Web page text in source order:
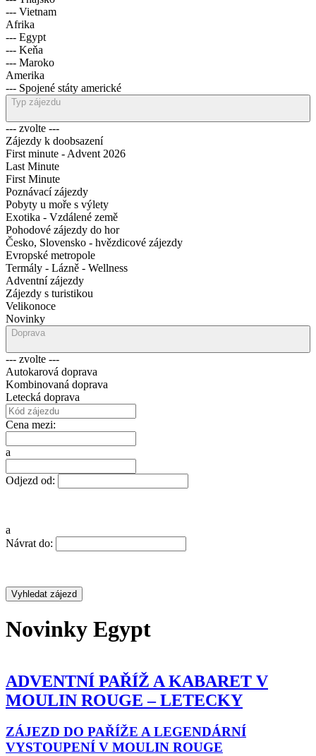
--- Vietnam
Afrika
--- Egypt
--- Keňa
--- Maroko
Amerika
--- Spojené státy americké
Typ zájezdu
--- zvolte ---
Zájezdy k doobsazení
First minute - Advent 2026
Last Minute
First Minute
Poznávací zájezdy
Pobyty u moře s výlety
Exotika - Vzdálené země
Pohodové zájezdy do hor
Česko, Slovensko - hvězdicové zájezdy
Evropské metropole
Termály - Lázně - Wellness
Adventní zájezdy
Zájezdy s turistikou
Velikonoce
Novinky
Doprava
--- zvolte ---
Autokarová doprava
Kombinovaná doprava
Letecká doprava
Cena mezi:
a
Odjezd od:
a
Návrat do:
Novinky Egypt
A KABARET V MOULIN ROUGE
A LEGENDÁRNÍ VYSTOUPENÍ V
FRANCIE –
ALSASKO A
ŠTRASBURK A